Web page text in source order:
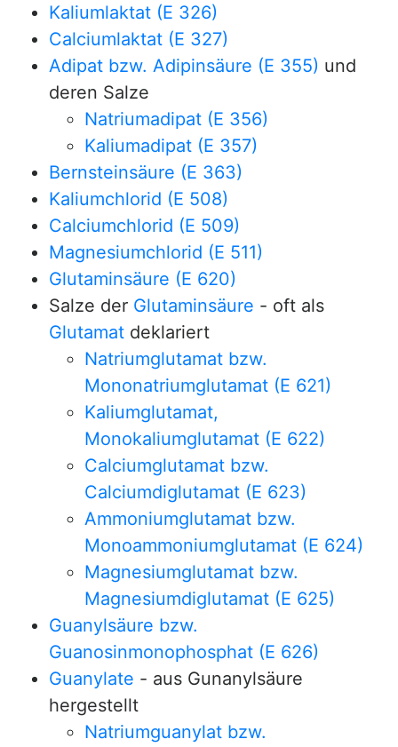
Kaliumlaktat (E 326)
Calciumlaktat (E 327)
Adipat bzw. Adipinsäure (E 355) und
deren Salze
Natriumadipat (E 356)
Kaliumadipat (E 357)
Bernsteinsäure (E 363)
Kaliumchlorid (E 508)
Calciumchlorid (E 509)
Magnesiumchlorid (E 511)
Glutaminsäure (E 620)
Salze der Glutaminsäure - oft als
Glutamat deklariert
Natriumglutamat bzw.
Mononatriumglutamat (E 621)
Kaliumglutamat,
Monokaliumglutamat (E 622)
Calciumglutamat bzw.
Calciumdiglutamat (E 623)
Ammoniumglutamat bzw.
Monoammoniumglutamat (E 624)
Magnesiumglutamat bzw.
Magnesiumdiglutamat (E 625)
Guanylsäure bzw.
Guanosinmonophosphat (E 626)
Guanylate - aus Gunanylsäure
hergestellt
Natriumguanylat bzw.